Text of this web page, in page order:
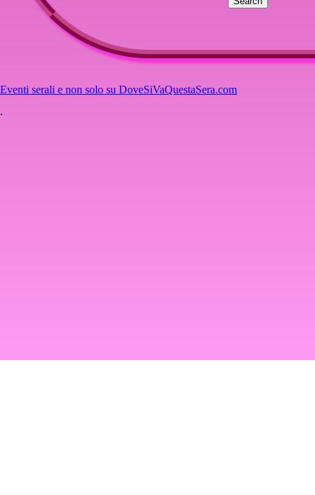
Eventi serali e non solo su DoveSiVaQuestaSera.com
.